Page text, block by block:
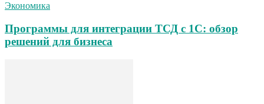
Экономика
Программы для интеграции ТСД с 1С: обзор
решений для бизнеса